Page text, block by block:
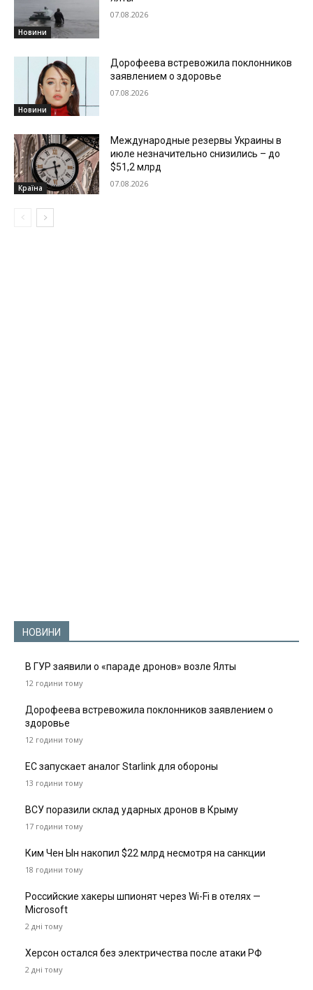
Новини
07.08.2026
Новини
Дорофеева встревожила поклонников
заявлением о здоровье
07.08.2026
Країна
Международные резервы Украины в
июле незначительно снизились – до
$51,2 млрд
07.08.2026
НОВИНИ
В ГУР заявили о «параде дронов» возле Ялты
12 години тому
Дорофеева встревожила поклонников заявлением о
здоровье
12 години тому
ЕС запускает аналог Starlink для обороны
13 години тому
ВСУ поразили склад ударных дронов в Крыму
17 години тому
Ким Чен Ын накопил $22 млрд несмотря на санкции
18 години тому
Российские хакеры шпионят через Wi-Fi в отелях —
Microsoft
2 дні тому
Херсон остался без электричества после атаки РФ
2 дні тому